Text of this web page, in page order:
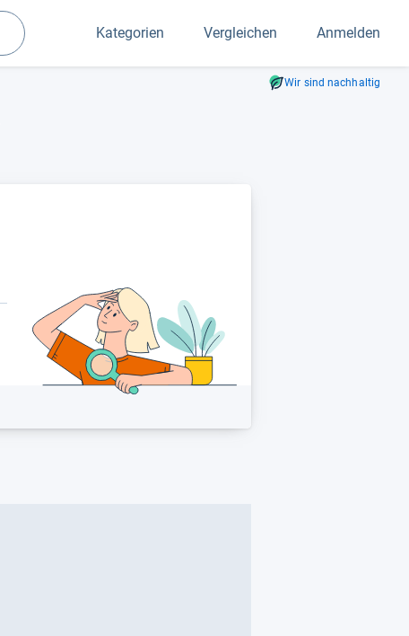
Suchen
Kategorien Vergleichen Anmelden
Wir sind nachhaltig